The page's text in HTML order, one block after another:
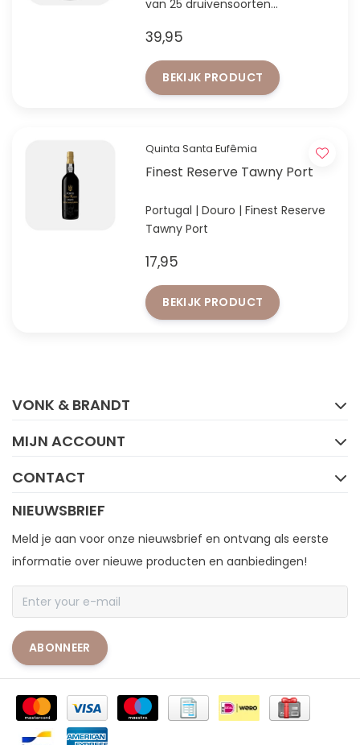
van 25 druivensoorten
iedere portliefhebber!
39,95
BEKIJK PRODUCT
Quinta Santa Eufêmia
Finest Reserve Tawny Port
Portugal | Douro | Finest Reserve
Tawny Port
17,95
BEKIJK PRODUCT
VONK & BRANDT
MIJN ACCOUNT
CONTACT
NIEUWSBRIEF
Meld je aan voor onze nieuwsbrief en ontvang als eerste
informatie over nieuwe producten en aanbiedingen!
ABONNEER